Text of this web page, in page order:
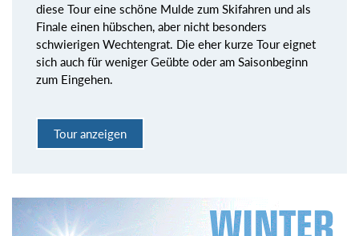
diese Tour eine schöne Mulde zum Skifahren und als
Finale einen hübschen, aber nicht besonders
schwierigen Wechtengrat. Die eher kurze Tour eignet
sich auch für weniger Geübte oder am Saisonbeginn
zum Eingehen.
Tour anzeigen